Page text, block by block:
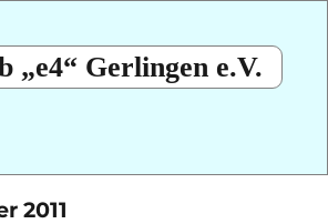
„e4“ Gerlingen e.V.
2011